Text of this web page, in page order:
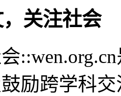
关注社会
励跨学科